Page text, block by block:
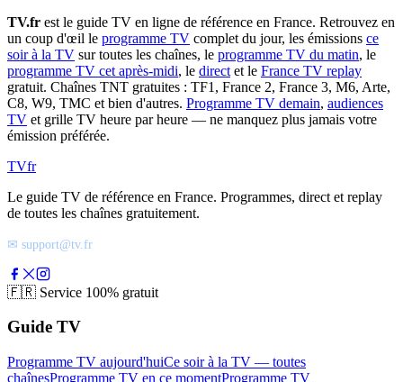
TV.fr est le guide TV en ligne de référence en France. Retrouvez en
un coup d'œil le programme TV complet du jour, les émissions ce
soir à la TV sur toutes les chaînes, le programme TV du matin, le
programme TV cet après-midi, le direct et le France TV replay
gratuit. Chaînes TNT gratuites : TF1, France 2, France 3, M6, Arte,
C8, W9, TMC et bien d'autres. Programme TV demain, audiences
TV et grille TV heure par heure — ne manquez plus jamais votre
émission préférée.
TVfr
Le guide TV de référence en France. Programmes, direct et replay
de toutes les chaînes gratuitement.
✉ support@tv.fr
🇫🇷 Service 100% gratuit
Guide TV
Programme TV aujourd'huiCe soir à la TV — toutes
chaînesProgramme TV en ce momentProgramme TV